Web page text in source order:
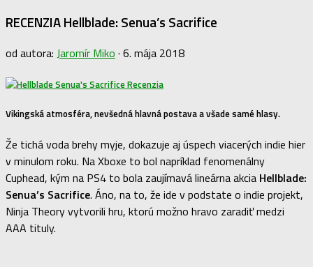
RECENZIA Hellblade: Senua’s Sacrifice
od autora: Jaromír Miko · 6. mája 2018
Vikingská atmosféra, nevšedná hlavná postava a všade samé hlasy.
Že tichá voda brehy myje, dokazuje aj úspech viacerých indie hier
v minulom roku. Na Xboxe to bol napríklad fenomenálny
Cuphead, kým na PS4 to bola zaujímavá lineárna akcia Hellblade:
Senua’s Sacrifice. Áno, na to, že ide v podstate o indie projekt,
Ninja Theory vytvorili hru, ktorú možno hravo zaradiť medzi
AAA tituly.